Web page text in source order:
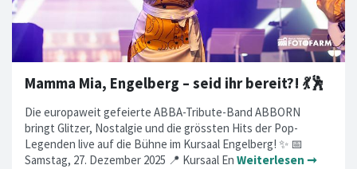
Mamma Mia, Engelberg – seid ihr bereit?! 💃🕺
Die europaweit gefeierte ABBA-Tribute-Band ABBORN
bringt Glitzer, Nostalgie und die grössten Hits der Pop-
Legenden live auf die Bühne im Kursaal Engelberg! ✨ 📅
Samstag, 27. Dezember 2025 📍 Kursaal En Weiterlesen ➞